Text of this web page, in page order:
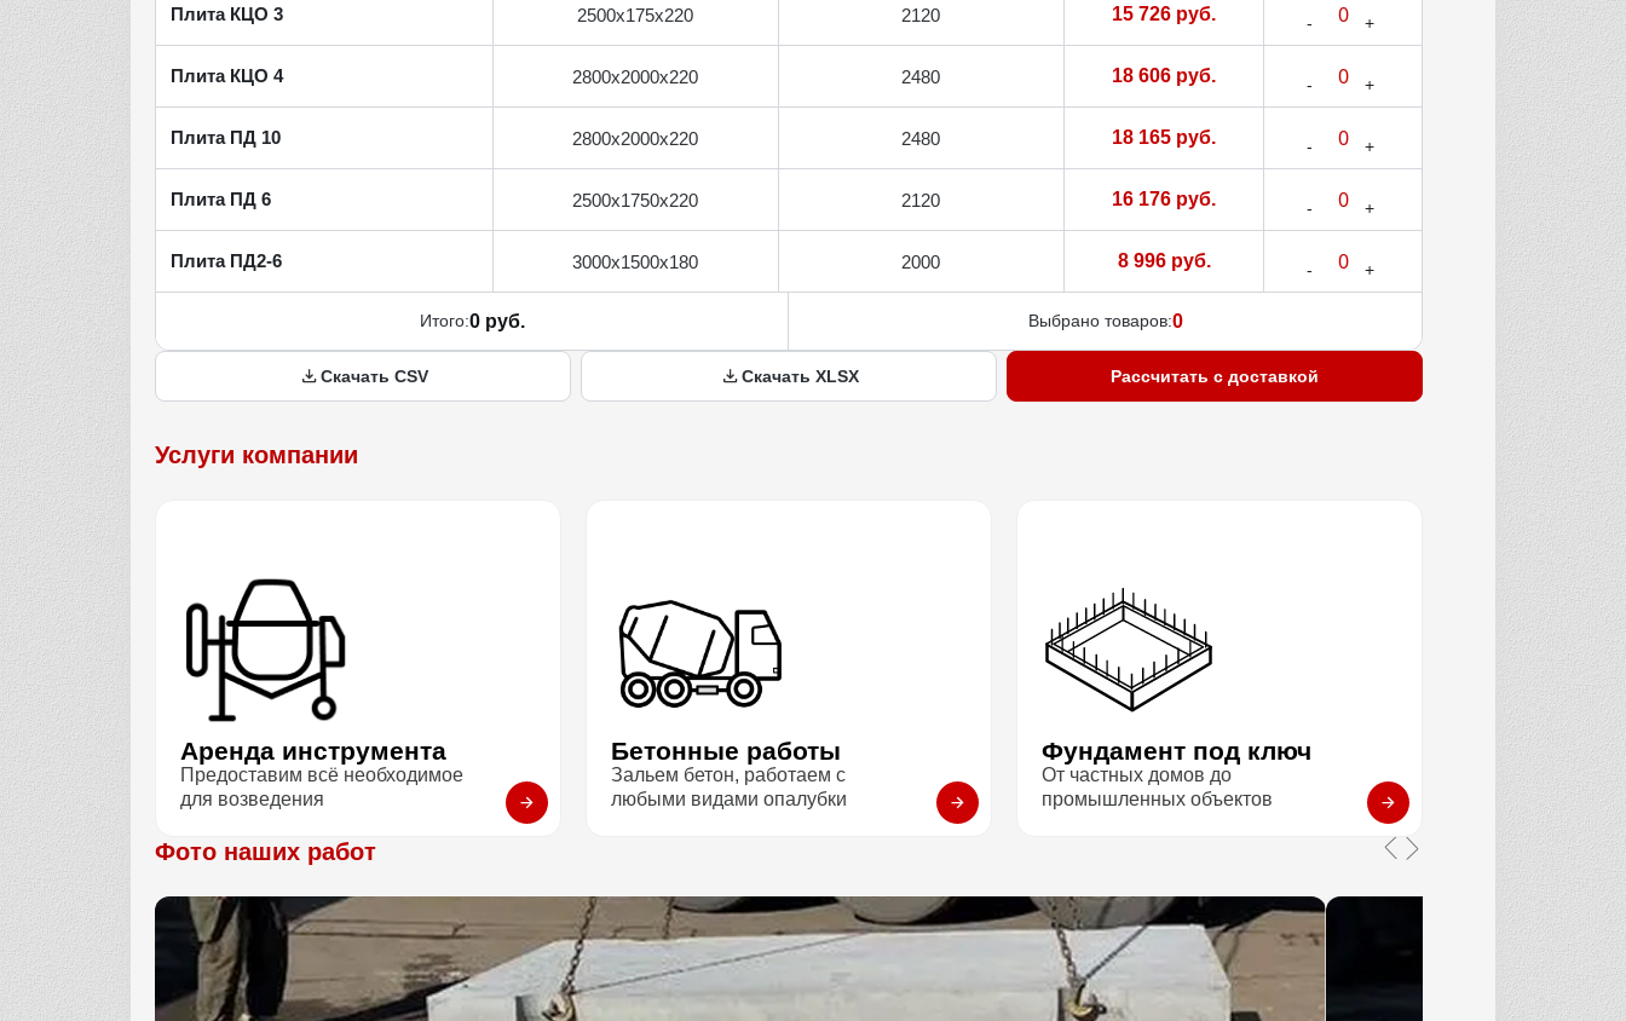
Плита КЦО 3 2500x175x220 2120 15 726 руб.
Плита КЦО 4 2800x2000x220 2480 18 606 руб.
Плита ПД 10 2800x2000x220 2480 18 165 руб.
Плита ПД 6 2500x1750x220 2120 16 176 руб.
Плита ПД2-6 3000x1500x180 2000 8 996 руб.
Итого:0 руб. Выбрано товаров:0
Скачать CSV Скачать XLSX Рассчитать с доставкой
Услуги компании
Аренда инструмента
Предоставим всё необходимое
для возведения
Бетонные работы
Зальем бетон, работаем с
любыми видами опалубки
Фундамент под ключ
От частных домов до
промышленных объектов
Фото наших работ